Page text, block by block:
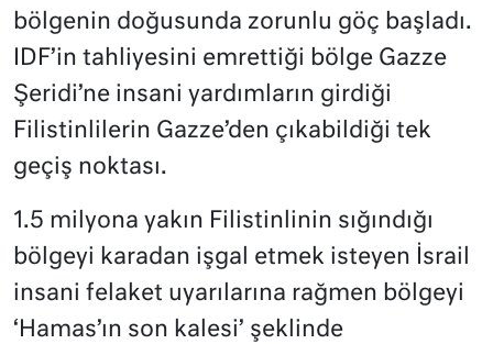
bölgenin doğusunda zorunlu göç başladı.
IDF’in tahliyesini emrettiği bölge Gazze
Şeridi’ne insani yardımların girdiği
Filistinlilerin Gazze’den çıkabildiği tek
geçiş noktası.
1.5 milyona yakın Filistinlinin sığındığı
bölgeyi karadan işgal etmek isteyen İsrail
insani felaket uyarılarına rağmen bölgeyi
‘Hamas’ın son kalesi’ şeklinde